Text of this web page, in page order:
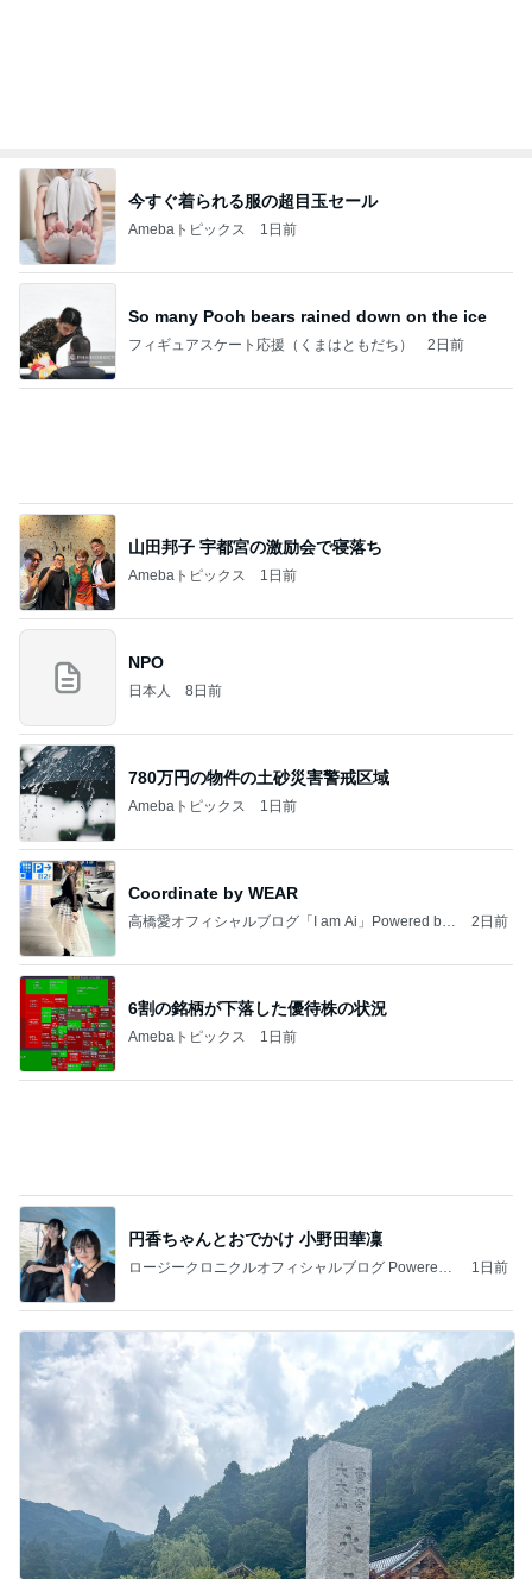
山田邦子 宇都宮の激励会で寝落ち
Amebaトピックス 1日前
780万円の物件の土砂災害警戒区域
Amebaトピックス 1日前
Coordinate by WEAR
高橋愛オフィシャルブログ「I am Ai」Powered by
6割の銘柄が下落した優待株の状況
Amebaトピックス 1日前
円香ちゃんとおでかけ 小野田華凜
ロージークロニクルオフィシャルブログ Powered
思わぬ形で行く事になった有名所
Amebaトピックス
記事を読む